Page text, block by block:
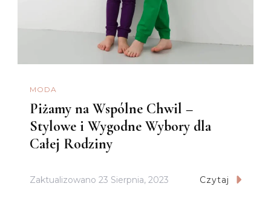
MODA
Piżamy na Wspólne Chwil –
Stylowe i Wygodne Wybory dla
Całej Rodziny
Zaktualizowano 23 Sierpnia, 2023 Czytaj